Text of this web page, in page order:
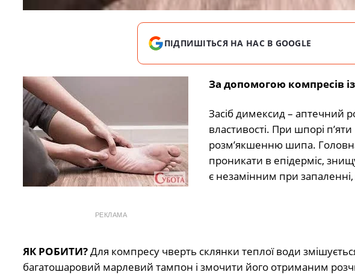
ПІДПИШІТЬСЯ НА НАС В GOOGLE
За допомогою компресів
Засіб димексид – аптечний
властивості. При шпорі
розм’якшенню шипа.
проникати в епідерміс,
є незамінним при
РЕКЛАМА
ЯК РОБИТИ?Для компресу чверть склянки теплої води
багатошаровий марлевий тампон і змочити його отриманим